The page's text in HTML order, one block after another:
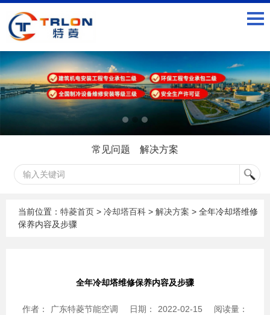
常见问题 解决方案
当前位置： 特菱首页 > 冷却塔百科 > 解决方案 > 全年冷却塔维修
保养内容及步骤
全年冷却塔维修保养内容及步骤
作者： 广东特菱节能空调 日期： 2022-02-15 阅读量：